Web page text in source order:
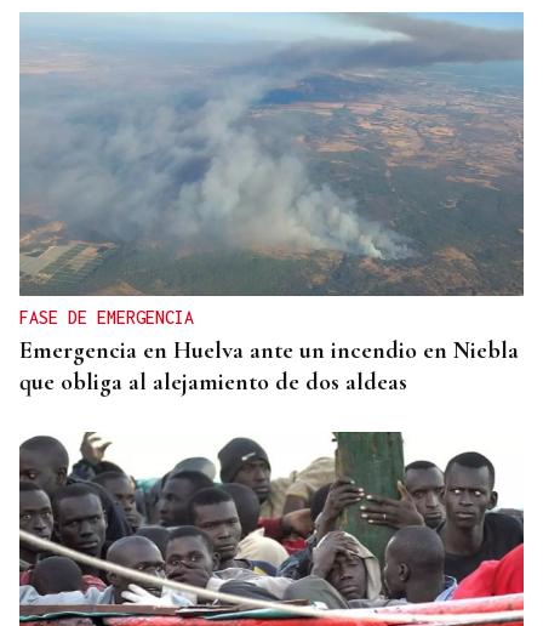
FASE DE EMERGENCIA
Emergencia en Huelva ante un incendio en Niebla
que obliga al alejamiento de dos aldeas